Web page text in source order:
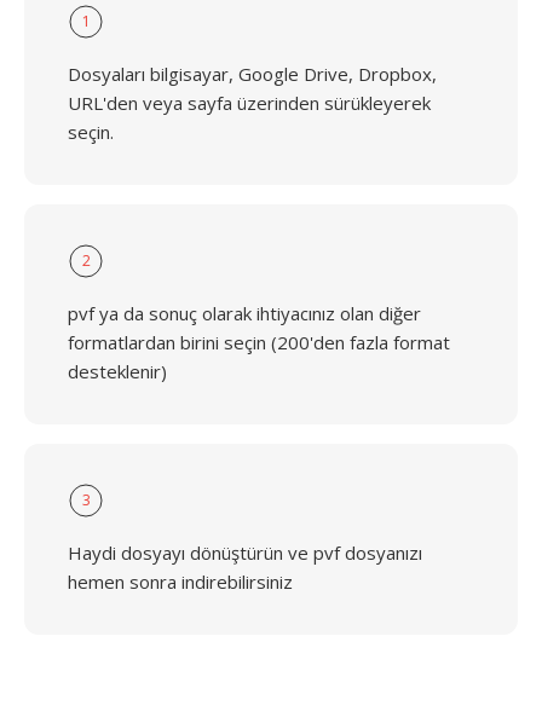
1
Dosyaları bilgisayar, Google Drive, Dropbox,
URL'den veya sayfa üzerinden sürükleyerek
seçin.
2
pvf ya da sonuç olarak ihtiyacınız olan diğer
formatlardan birini seçin (200'den fazla format
desteklenir)
3
Haydi dosyayı dönüştürün ve pvf dosyanızı
hemen sonra indirebilirsiniz